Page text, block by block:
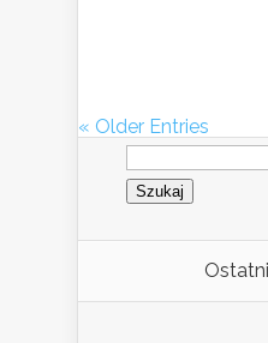
« Older Entries
Szukaj: